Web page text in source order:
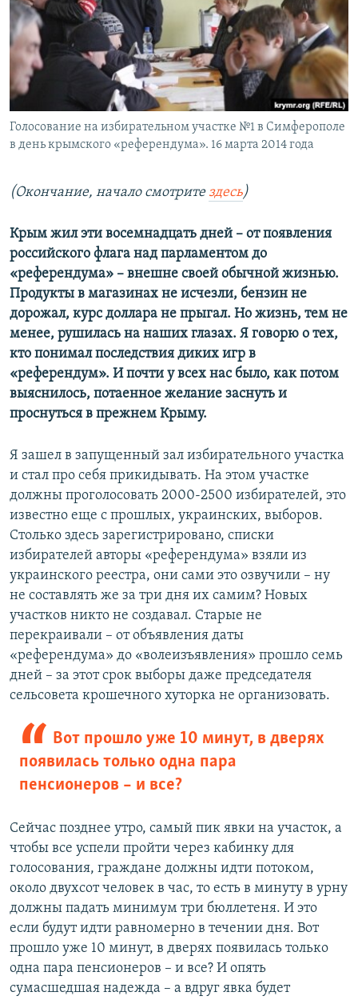
ПОБЕДИТЕЛЕЙ НЕ СУДЯТ?
КРЫМ.НЕПОКОРЕННЫЙ
ELIFBE
УКРАИНСКАЯ ПРОБЛЕМА КРЫМА
ПРИСОЕДИНЯЙТЕСЬ!
Все сайты RFE/RL
Голосование на избирательном участке №1 в Симферополе
в день крымского «референдума». 16 марта 2014 года
(Окончание, начало смотритездесь)
Крым жил эти восемнадцать дней – от появления
российского флага над парламентом до
«референдума» – внешне своей обычной жизнью.
Продукты в магазинах не исчезли, бензин не
дорожал, курс доллара не прыгал. Но жизнь, тем не
менее, рушилась на наших глазах. Я говорю о тех,
кто понимал последствия диких игр в
«референдум». И почти у всех нас было, как потом
выяснилось, потаенное желание заснуть и
проснуться в прежнем Крыму.
Я зашел в запущенный зал избирательного участка
и стал про себя прикидывать. На этом участке
должны проголосовать 2000-2500 избирателей, это
известно еще с прошлых, украинских, выборов.
Столько здесь зарегистрировано, списки
избирателей авторы «референдума» взяли из
украинского реестра, они сами это озвучили – ну
не составлять же за три дня их самим? Новых
участков никто не создавал. Старые не
перекраивали – от объявления даты
«референдума» до «волеизъявления» прошло семь
дней – за этот срок выборы даже председателя
сельсовета крошечного хуторка не организовать.
Вот прошло уже 10 минут, в дверях
появилась только одна пара
пенсионеров – и все?
Сейчас позднее утро, самый пик явки на участок, а
чтобы все успели пройти через кабинку для
голосования, граждане должны идти потоком,
около двухсот человек в час, то есть в минуту в урну
должны падать минимум три бюллетеня. И это
если будут идти равномерно в течении дня. Вот
прошло уже 10 минут, в дверях появилась только
одна пара пенсионеров – и все? И опять
сумасшедшая надежда – а вдруг явка будет